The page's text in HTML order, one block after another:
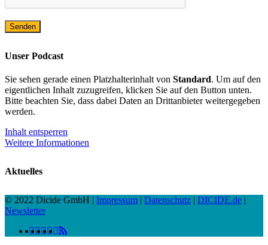
Unser Podcast
Sie sehen gerade einen Platzhalterinhalt von Standard. Um auf den
eigentlichen Inhalt zuzugreifen, klicken Sie auf den Button unten.
Bitte beachten Sie, dass dabei Daten an Drittanbieter weitergegeben
werden.
Inhalt entsperren
Weitere Informationen
Aktuelles
© 2022 Dicide GmbH | Impressum | Datenschutz | DICIDE.de |
Newsletter
twitter
facebook
linkedinyoutube
RSS
instagram
spotify
vk